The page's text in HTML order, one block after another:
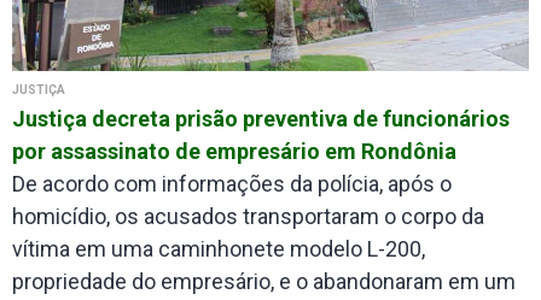
JUSTIÇA
Justiça decreta prisão preventiva de funcionários
por assassinato de empresário em Rondônia
De acordo com informações da polícia, após o
homicídio, os acusados transportaram o corpo da
vítima em uma caminhonete modelo L-200,
propriedade do empresário, e o abandonaram em um